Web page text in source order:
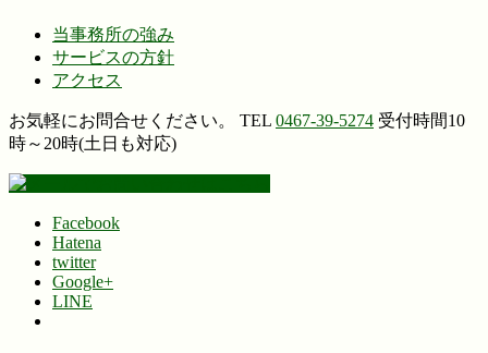
当事務所の強み
サービスの方針
アクセス
お気軽にお問合せください。 TEL 0467-39-5274 受付時間10
時～20時(土日も対応)
Facebook
Hatena
twitter
Google+
LINE